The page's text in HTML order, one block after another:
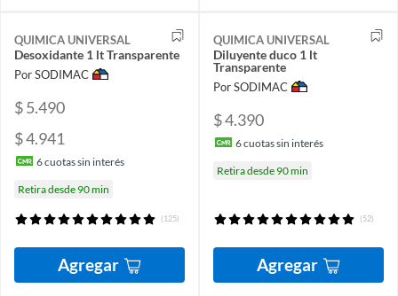
QUIMICA UNIVERSAL
Desoxidante 1 lt Transparente
Por SODIMAC
$ 5.490
$ 4.941
6cuotas sin interés
Retira desde 90 min
(125)
Agregar
QUIMICA UNIVERSAL
Diluyente duco 1 lt
Transparente
Por SODIMAC
$ 4.390
6cuotas sin interés
Retira desde 90 min
(52)
Agregar